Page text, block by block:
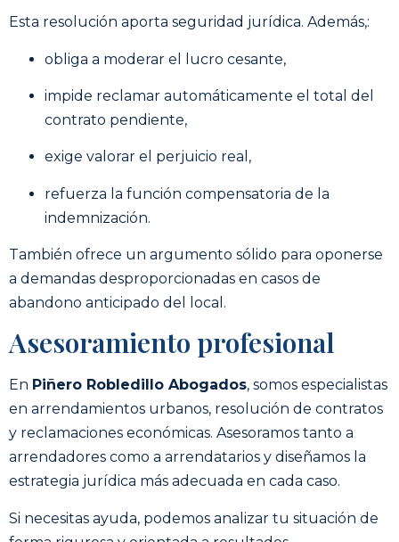
Esta resolución aporta seguridad jurídica. Además,:
obliga a moderar el lucro cesante,
impide reclamar automáticamente el total del
contrato pendiente,
exige valorar el perjuicio real,
refuerza la función compensatoria de la
indemnización.
También ofrece un argumento sólido para oponerse
a demandas desproporcionadas en casos de
abandono anticipado del local.
Asesoramiento profesional
En Piñero Robledillo Abogados, somos especialistas
en arrendamientos urbanos, resolución de contratos
y reclamaciones económicas. Asesoramos tanto a
arrendadores como a arrendatarios y diseñamos la
estrategia jurídica más adecuada en cada caso.
Si necesitas ayuda, podemos analizar tu situación de